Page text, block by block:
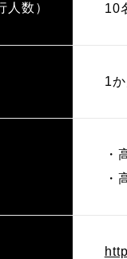
人数） 10
1
・
・